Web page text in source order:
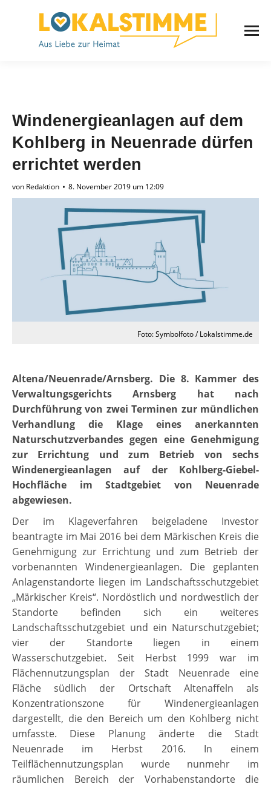
Windenergieanlagen auf dem
Kohlberg in Neuenrade dürfen
errichtet werden
von Redaktion 8. November 2019 um 12:09
Foto: Symbolfoto / Lokalstimme.de
Altena/Neuenrade/Arnsberg. Die 8. Kammer des
Verwaltungsgerichts Arnsberg hat nach
Durchführung von zwei Terminen zur mündlichen
Verhandlung die Klage eines anerkannten
Naturschutzverbandes gegen eine Genehmigung
zur Errichtung und zum Betrieb von sechs
Windenergieanlagen auf der Kohlberg-Giebel-
Hochfläche im Stadtgebiet von Neuenrade
abgewiesen.
Der im Klageverfahren beigeladene Investor
beantragte im Mai 2016 bei dem Märkischen Kreis die
Genehmigung zur Errichtung und zum Betrieb der
vorbenannten Windenergieanlagen. Die geplanten
Anlagenstandorte liegen im Landschaftsschutzgebiet
„Märkischer Kreis“. Nordöstlich und nordwestlich der
Standorte befinden sich ein weiteres
Landschaftsschutzgebiet und ein Naturschutzgebiet;
vier der Standorte liegen in einem
Wasserschutzgebiet. Seit Herbst 1999 war im
Flächennutzungsplan der Stadt Neuenrade eine
Fläche südlich der Ortschaft Altenaffeln als
Konzentrationszone für Windenergieanlagen
dargestellt, die den Bereich um den Kohlberg nicht
umfasste. Diese Planung änderte die Stadt
Neuenrade im Herbst 2016. In einem
Teilflächennutzungsplan wurde nunmehr im
räumlichen Bereich der Vorhabenstandorte die